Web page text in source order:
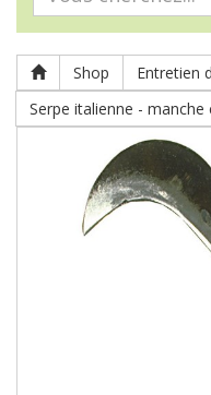
Shop Entretien
Serpe italienne - manche